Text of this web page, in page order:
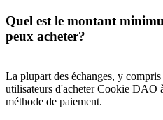
Quel est le montant
peux acheter?
La plupart des échanges, y
utilisateurs d'acheter Cookie DAO
méthode de paiement.